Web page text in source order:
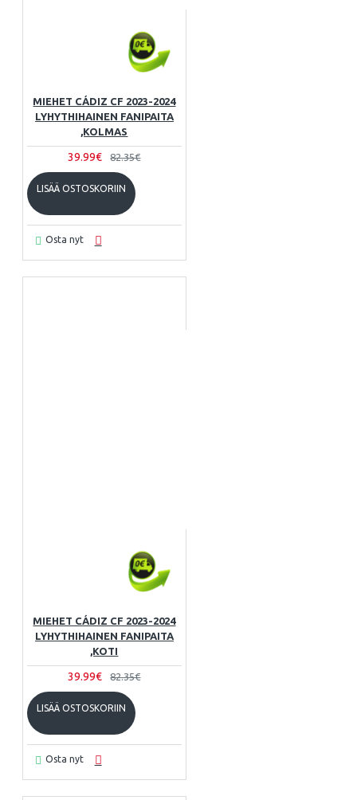
MIEHET CÁDIZ CF 2023-2024
LYHYTHIHAINEN FANIPAITA
,KOLMAS
39.99€ 82.35€
LISÄÄ OSTOSKORIIN
Osta nyt
MIEHET CÁDIZ CF 2023-2024
LYHYTHIHAINEN FANIPAITA
,KOTI
39.99€ 82.35€
LISÄÄ OSTOSKORIIN
Osta nyt